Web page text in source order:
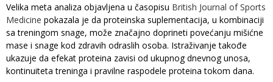
Velika meta analiza objavljena u časopisu British Journal of Sports
Medicine pokazala je da proteinska suplementacija, u kombinaciji
sa treningom snage, može značajno doprineti povećanju mišićne
mase i snage kod zdravih odraslih osoba. Istraživanje takođe
ukazuje da efekat proteina zavisi od ukupnog dnevnog unosa,
kontinuiteta treninga i pravilne raspodele proteina tokom dana.